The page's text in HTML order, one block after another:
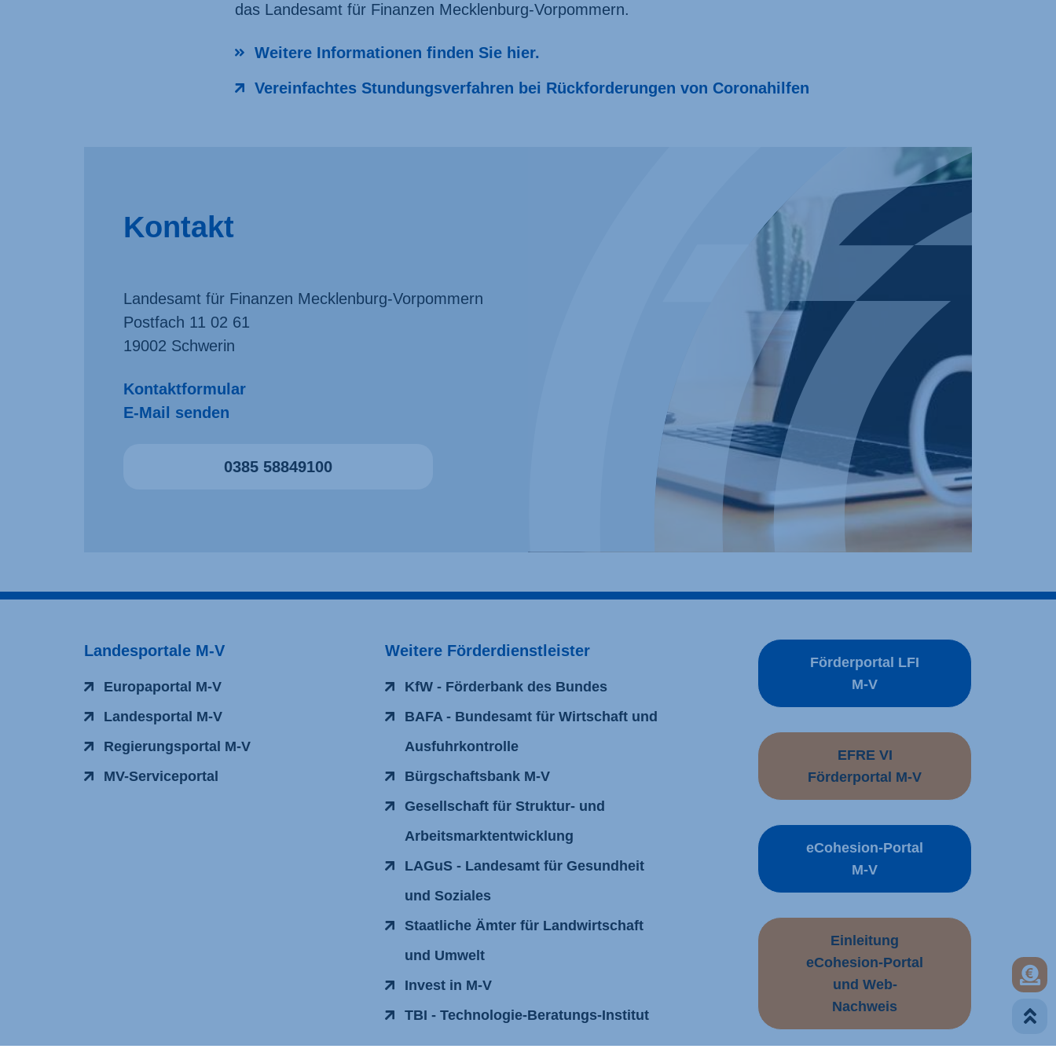
das Landesamt für Finanzen Mecklenburg-Vorpommern.
Weitere Informationen finden Sie hier.
Vereinfachtes Stundungsverfahren bei Rückforderungen von Coronahilfen
Kontakt
Landesamt für Finanzen Mecklenburg-Vorpommern
Postfach 11 02 61
19002 Schwerin
Kontaktformular
E-Mail senden
0385 58849100
Zum
Landesportale M-V
Europaportal M-V
Landesportal M-V
Regierungsportal M-V
MV-Serviceportal
Weitere Förderdienstleister
KfW - Förderbank des Bundes
BAFA - Bundesamt für Wirtschaft und
Ausfuhrkontrolle
Bürgschaftsbank M-V
Gesellschaft für Struktur- und
Arbeitsmarktentwicklung
LAGuS - Landesamt für Gesundheit
und Soziales
Staatliche Ämter für Landwirtschaft
und Umwelt
Invest in M-V
TBI - Technologie-Beratungs-Institut
Förderportal LFI
M-V
EFRE VI
Förderportal M-V
eCohesion-Portal
M-V
Einleitung
eCohesion-Portal
und Web-
Nachweis